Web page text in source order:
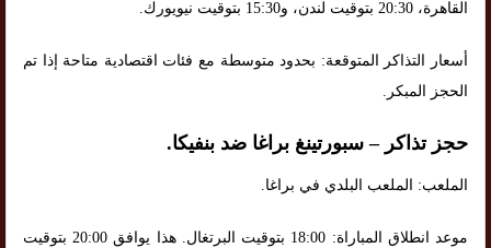
القاهرة، 20:30 بتوقيت لندن، و15:30 بتوقيت نيويورك.
أسعار التذاكر المتوقعة: بحدود متوسطة مع فئات اقتصادية متاحة إذا تم
الحجز المبكر.
حجز تذاكر – سبورتينغ براغا ضد بنفيكا.
الملعب: الملعب البلدي في براغا.
موعد انطلاق المباراة: 18:00 بتوقيت البرتغال. هذا يوافق 20:00 بتوقيت